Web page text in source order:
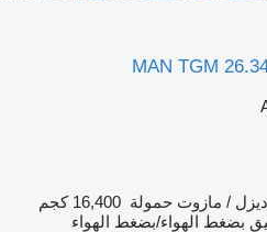
MAN TGM
ديزل / مازوت حمولة 16,400 كجم
بضغط الهواء/بضغط الهواء